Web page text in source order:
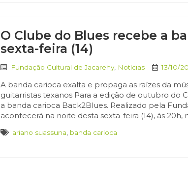
O Clube do Blues recebe a
sexta-feira (14)
Fundação Cultural de Jacarehy, Notícias 13/10/
A banda carioca exalta e propaga as raízes da
guitarristas texanos Para a edição de outubro do
a banda carioca Back2Blues. Realizado pela
acontecerá na noite desta sexta-feira (14), às 20h,
ariano suassuna banda carioca